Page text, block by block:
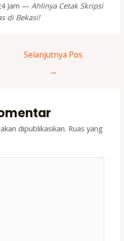
Jam —Ahlinya Cetak Skripsi
di Bekasi!
Selanjutnya Pos
→
dipublikasikan. Ruas yang